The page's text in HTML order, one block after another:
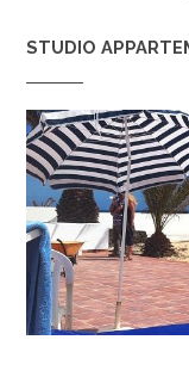
STUDIO